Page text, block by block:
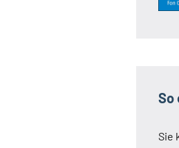
So
Sie